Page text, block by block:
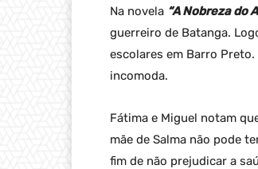
Na novela “A Nobreza do
guerreiro de Batanga.
escolares em Barro
incomoda.
Fátima e Miguel notam
mãe de Salma não pode
fim de não prejudicar a